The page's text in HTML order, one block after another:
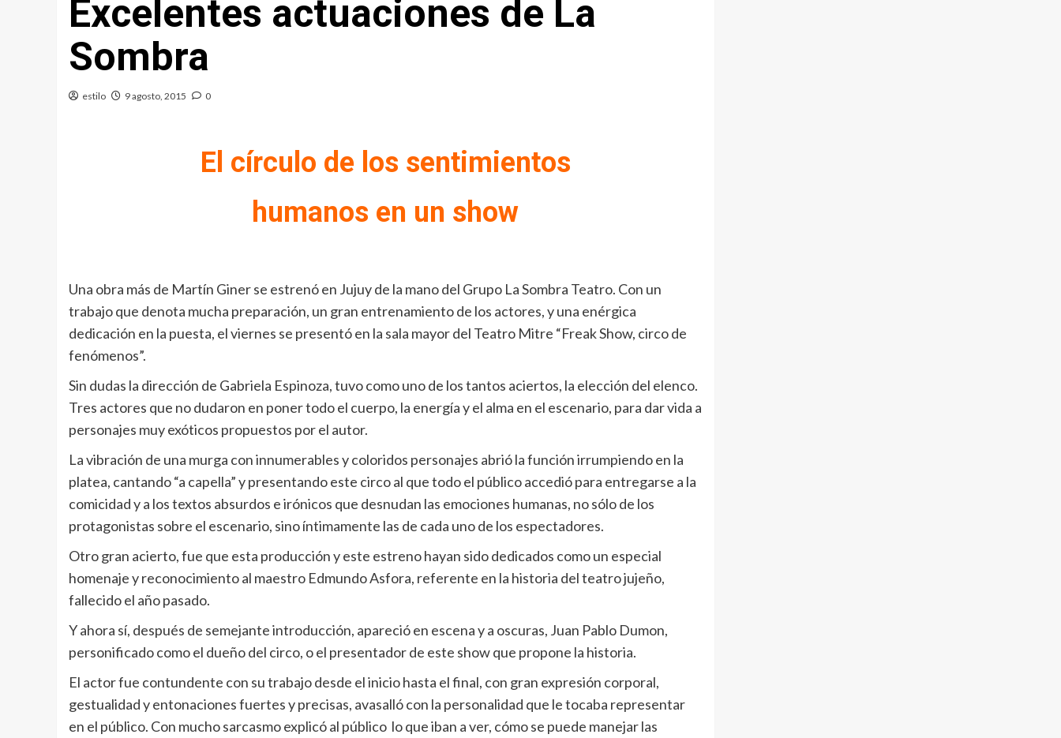
Excelentes actuaciones de La
Sombra
estilo 9 agosto, 2015 0
El círculo de los sentimientos
humanos en un show
Una obra más de Martín Giner se estrenó en Jujuy de la mano del Grupo La Sombra Teatro. Con un
trabajo que denota mucha preparación, un gran entrenamiento de los actores, y una enérgica
dedicación en la puesta, el viernes se presentó en la sala mayor del Teatro Mitre “Freak Show, circo de
fenómenos”.
Sin dudas la dirección de Gabriela Espinoza, tuvo como uno de los tantos aciertos, la elección del elenco.
Tres actores que no dudaron en poner todo el cuerpo, la energía y el alma en el escenario, para dar vida a
personajes muy exóticos propuestos por el autor.
La vibración de una murga con innumerables y coloridos personajes abrió la función irrumpiendo en la
platea, cantando “a capella” y presentando este circo al que todo el público accedió para entregarse a la
comicidad y a los textos absurdos e irónicos que desnudan las emociones humanas, no sólo de los
protagonistas sobre el escenario, sino íntimamente las de cada uno de los espectadores.
Otro gran acierto, fue que esta producción y este estreno hayan sido dedicados como un especial
homenaje y reconocimiento al maestro Edmundo Asfora, referente en la historia del teatro jujeño,
fallecido el año pasado.
Y ahora sí, después de semejante introducción, apareció en escena y a oscuras, Juan Pablo Dumon,
personificado como el dueño del circo, o el presentador de este show que propone la historia.
El actor fue contundente con su trabajo desde el inicio hasta el final, con gran expresión corporal,
gestualidad y entonaciones fuertes y precisas, avasalló con la personalidad que le tocaba representar
en el público. Con mucho sarcasmo explicó al público lo que iban a ver, cómo se puede manejar las